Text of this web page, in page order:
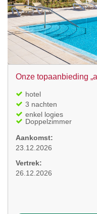
Onze topaanbieding
hotel
3 nachten
enkel logies
Doppelzimmer
Aankomst:
23.12.2026
Vertrek:
26.12.2026